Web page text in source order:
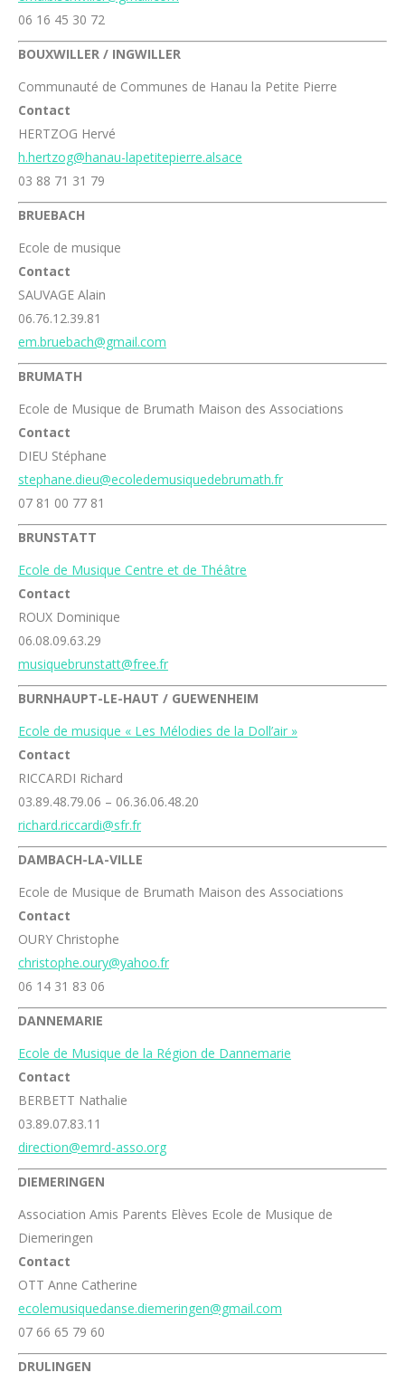
06 16 45 30 72
BOUXWILLER / INGWILLER
Communauté de Communes de Hanau la Petite Pierre
Contact
HERTZOG Hervé
h.hertzog@hanau-lapetitepierre.alsace
03 88 71 31 79
BRUEBACH
Ecole de musique
Contact
SAUVAGE Alain
06.76.12.39.81
em.bruebach@gmail.com
BRUMATH
Ecole de Musique de Brumath Maison des Associations
Contact
DIEU Stéphane
stephane.dieu@ecoledemusiquedebrumath.fr
07 81 00 77 81
BRUNSTATT
Ecole de Musique Centre et de Théâtre
Contact
ROUX Dominique
06.08.09.63.29
musiquebrunstatt@free.fr
BURNHAUPT-LE-HAUT / GUEWENHEIM
Ecole de musique « Les Mélodies de la Doll’air »
Contact
RICCARDI Richard
03.89.48.79.06 – 06.36.06.48.20
richard.riccardi@sfr.fr
DAMBACH-LA-VILLE
Ecole de Musique de Brumath Maison des Associations
Contact
OURY Christophe
christophe.oury@yahoo.fr
06 14 31 83 06
DANNEMARIE
Ecole de Musique de la Région de Dannemarie
Contact
BERBETT Nathalie
03.89.07.83.11
direction@emrd-asso.org
DIEMERINGEN
Association Amis Parents Elèves Ecole de Musique de
Diemeringen
Contact
OTT Anne Catherine
ecolemusiquedanse.diemeringen@gmail.com
07 66 65 79 60
DRULINGEN